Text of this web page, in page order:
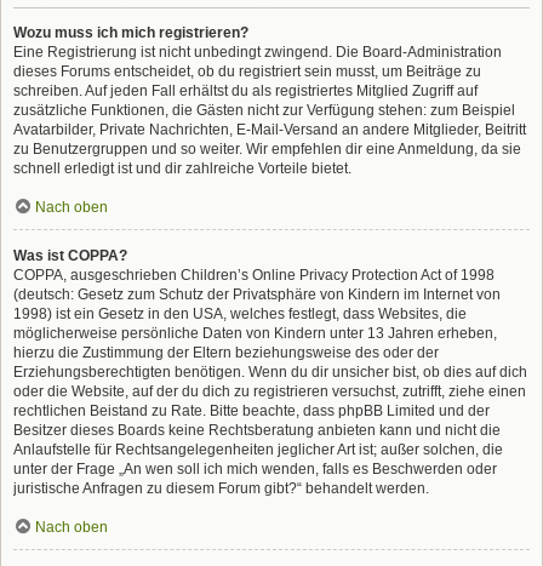
Wozu muss ich mich registrieren?
Eine Registrierung ist nicht unbedingt zwingend. Die Board-Administration
dieses Forums entscheidet, ob du registriert sein musst, um Beiträge zu
schreiben. Auf jeden Fall erhältst du als registriertes Mitglied Zugriff auf
zusätzliche Funktionen, die Gästen nicht zur Verfügung stehen: zum Beispiel
Avatarbilder, Private Nachrichten, E-Mail-Versand an andere Mitglieder, Beitritt
zu Benutzergruppen und so weiter. Wir empfehlen dir eine Anmeldung, da sie
schnell erledigt ist und dir zahlreiche Vorteile bietet.
Nach oben
Was ist COPPA?
COPPA, ausgeschrieben Children’s Online Privacy Protection Act of 1998
(deutsch: Gesetz zum Schutz der Privatsphäre von Kindern im Internet von
1998) ist ein Gesetz in den USA, welches festlegt, dass Websites, die
möglicherweise persönliche Daten von Kindern unter 13 Jahren erheben,
hierzu die Zustimmung der Eltern beziehungsweise des oder der
Erziehungsberechtigten benötigen. Wenn du dir unsicher bist, ob dies auf dich
oder die Website, auf der du dich zu registrieren versuchst, zutrifft, ziehe einen
rechtlichen Beistand zu Rate. Bitte beachte, dass phpBB Limited und der
Besitzer dieses Boards keine Rechtsberatung anbieten kann und nicht die
Anlaufstelle für Rechtsangelegenheiten jeglicher Art ist; außer solchen, die
unter der Frage „An wen soll ich mich wenden, falls es Beschwerden oder
juristische Anfragen zu diesem Forum gibt?“ behandelt werden.
Nach oben